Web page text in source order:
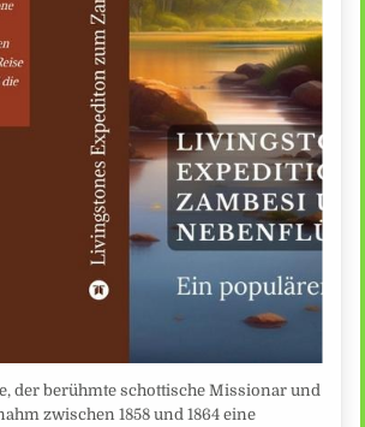
der berühmte schottische Missionar und
zwischen 1858 und 1864 eine